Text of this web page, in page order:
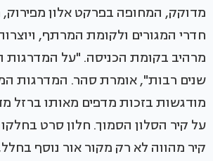
מדוקק, המחופה בפרקט אלון
חדרי המגורים ולקומת המרתף,
מרהיב בקומת הכניסה. "על
שנים רבות", אומרת סהר. המדרגות
מודגשות בזכות מדפים מאותו ברזל
על קיר הסלון הסמוך. חלון סרט
קיר מהווה לא רק מקור אור נוסף